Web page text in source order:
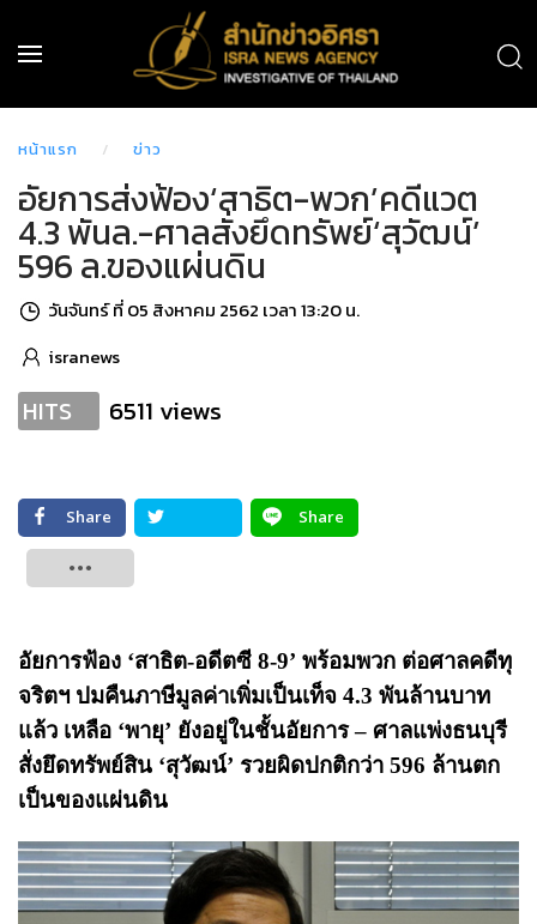
หน้าแรก ข่าว
อัยการส่งฟ้อง‘สาธิต-พวก’คดีแวต
4.3 พันล.-ศาลสั่งยึดทรัพย์‘สุวัฒน์’
596 ล.ของแผ่นดิน
วันจันทร์ ที่ 05 สิงหาคม 2562 เวลา 13:20 น.
isranews
HITS 6511 views
Share
Share
อัยการฟ้อง ‘สาธิต-อดีตซี 8-9’ พร้อมพวก ต่อศาลคดีทุ
จริตฯ ปมคืนภาษีมูลค่าเพิ่มเป็นเท็จ 4.3 พันล้านบาท
แล้ว เหลือ ‘พายุ’ ยังอยู่ในชั้นอัยการ – ศาลแพ่งธนบุรี
สั่งยึดทรัพย์สิน ‘สุวัฒน์’ รวยผิดปกติกว่า 596 ล้านตก
เป็นของแผ่นดิน